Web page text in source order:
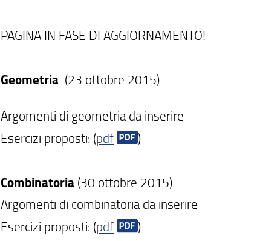
PAGINA IN FASE DI AGGIORNAMENTO!
Geometria (23 ottobre 2015)
Argomenti di geometria da inserire
Esercizi proposti: (pdf )
Combinatoria (30 ottobre 2015)
Argomenti di combinatoria da inserire
Esercizi proposti: (pdf )